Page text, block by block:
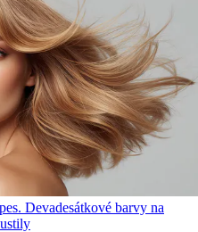
Devadesátkové barvy na